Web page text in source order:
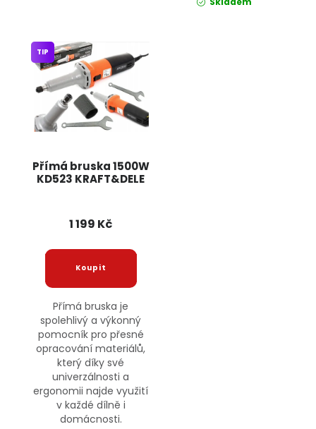
Přímá bruska 1500W
KD523 KRAFT&DELE
TIP
1 199 Kč
Přímá bruska je
spolehlivý a výkonný
pomocník pro přesné
opracování materiálů,
který díky své
univerzálnosti a
ergonomii najde využití
v každé dílně i
domácnosti.